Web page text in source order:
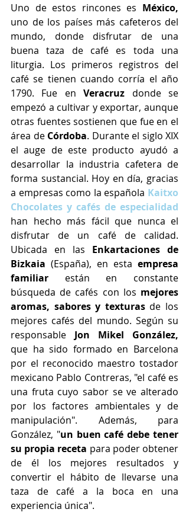
Uno de estos rincones es México,
uno de los países más cafeteros del
mundo, donde disfrutar de una
buena taza de café es toda una
liturgia. Los primeros registros del
café se tienen cuando corría el año
1790. Fue en Veracruz donde se
empezó a cultivar y exportar, aunque
otras fuentes sostienen que fue en el
área de Córdoba. Durante el siglo XIX
el auge de este producto ayudó a
desarrollar la industria cafetera de
forma sustancial. Hoy en día, gracias
a empresas como la española Kaitxo
Chocolates y cafés de especialidad
han hecho más fácil que nunca el
disfrutar de un café de calidad.
Ubicada en las Enkartaciones de
Bizkaia (España), en esta empresa
familiar están en constante
búsqueda de cafés con los mejores
aromas, sabores y texturas de los
mejores cafés del mundo. Según su
responsable Jon Mikel González,
que ha sido formado en Barcelona
por el reconocido maestro tostador
mexicano Pablo Contreras, "el café es
una fruta cuyo sabor se ve alterado
por los factores ambientales y de
manipulación". Además, para
González, "un buen café debe tener
su propia receta para poder obtener
de él los mejores resultados y
convertir el hábito de llevarse una
taza de café a la boca en una
experiencia única".